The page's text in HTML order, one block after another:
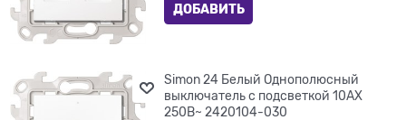
ДОБАВИТЬ
Simon 24 Белый Однополюсный
выключатель с подсветкой 10AX
250В~ 2420104-030